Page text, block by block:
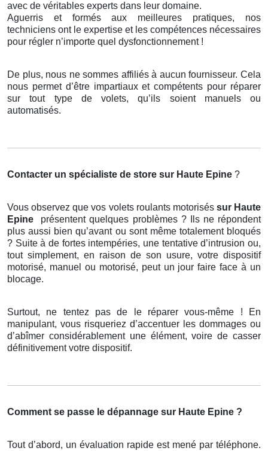
avec de véritables experts dans leur domaine.
Aguerris et formés aux meilleures pratiques, nos
techniciens ont le expertise et les compétences nécessaires
pour régler n’importe quel dysfonctionnement !
De plus, nous ne sommes affiliés à aucun fournisseur. Cela
nous permet d’être impartiaux et compétents pour réparer
sur tout type de volets, qu’ils soient manuels ou
automatisés.
Contacter un spécialiste de store sur Haute Epine ?
Vous observez que vos volets roulants motorisés sur Haute
Epine
présentent quelques problèmes ? Ils ne répondent
plus aussi bien qu’avant ou sont même totalement bloqués
? Suite à de fortes intempéries, une tentative d’intrusion ou,
tout simplement, en raison de son usure, votre dispositif
motorisé, manuel ou motorisé, peut un jour faire face à un
blocage.
Surtout, ne tentez pas de le réparer vous-même ! En
manipulant, vous risqueriez d’accentuer les dommages ou
d’abîmer considérablement une élément, voire de casser
définitivement votre dispositif.
Comment se passe le dépannage sur Haute Epine ?
Tout d’abord, un évaluation rapide est mené par téléphone.